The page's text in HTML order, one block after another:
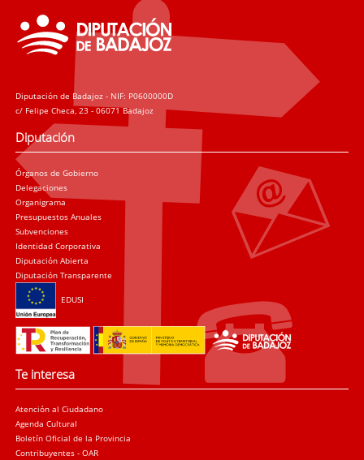
Diputación de Badajoz - NIF: P0600000D
c/ Felipe Checa, 23 - 06071 Badajoz
Diputación
Órganos de Gobierno
Delegaciones
Organigrama
Presupuestos Anuales
Subvenciones
Identidad Corporativa
Diputación Abierta
Diputación Transparente
EDUSI
Te interesa
Atención al Ciudadano
Agenda Cultural
Boletín Oficial de la Provincia
Contribuyentes - OAR